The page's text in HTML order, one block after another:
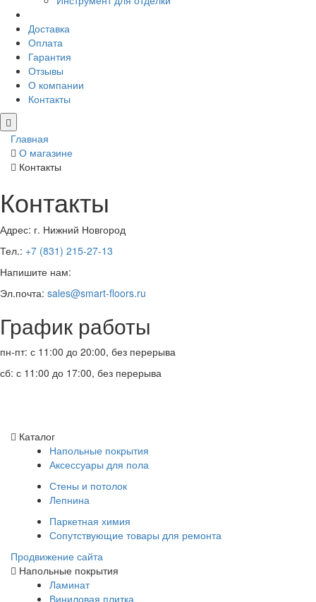
Доставка
Оплата
Гарантия
Отзывы
О компании
Контакты
Главная
О магазине
Контакты
Контакты
Адрес: г. Нижний Новгород
Тел.: +7 (831) 215-27-13
Напишите нам:
Эл.почта: sales@smart-floors.ru
График работы
пн-пт: с 11:00 до 20:00, без перерыва
сб: с 11:00 до 17:00, без перерыва
Каталог
Напольные покрытия
Аксессуары для пола
Стены и потолок
Лепнина
Паркетная химия
Сопутствующие товары для ремонта
Продвижение сайта
Напольные покрытия
Ламинат
Виниловая плитка